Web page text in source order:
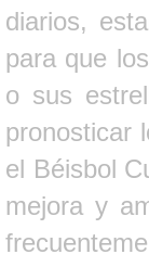
diarios,
para que
o sus
pronosticar
el Béisbol
mejora y